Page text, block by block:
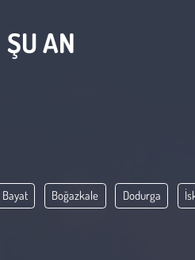
ŞU AN
Bayat Boğazkale Dodurga